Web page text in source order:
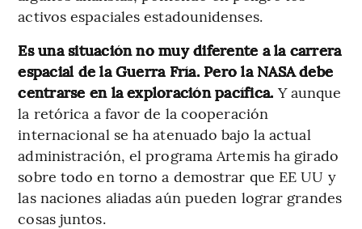
activos espaciales estadounidenses.
Es una situación no muy diferente a la carrera
espacial de la Guerra Fría. Pero la NASA debe
centrarse en la exploración pacífica. Y aunque
la retórica a favor de la cooperación
internacional se ha atenuado bajo la actual
administración, el programa Artemis ha girado
sobre todo en torno a demostrar que EE UU y
las naciones aliadas aún pueden lograr grandes
cosas juntos.